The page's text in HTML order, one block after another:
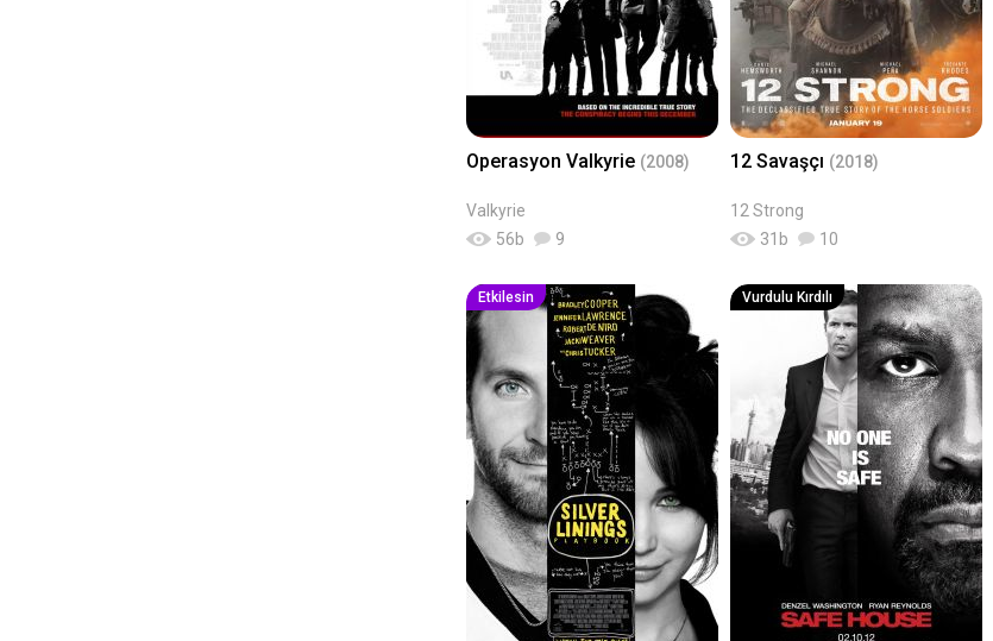
Operasyon Valkyrie (2008)
Valkyrie
56b 9
12 Savaşçı (2018)
12 Strong
31 b 10
Etkilesin Vurdulu Kırdılı